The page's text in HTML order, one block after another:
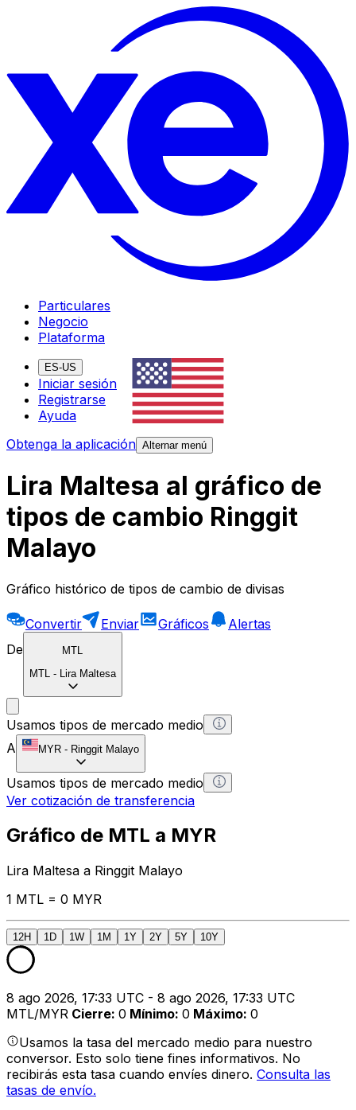
Particulares
Negocio
Plataforma
ES-US
Iniciar sesión
Registrarse
Ayuda
Obtenga la aplicación Alternar menú
Lira Maltesa al gráfico de
tipos de cambio Ringgit
Malayo
Gráfico histórico de tipos de cambio de divisas
Convertir Enviar Gráficos
Alertas
De
MTL
MTL - Lira Maltesa
Usamos tipos de mercado medio
A
MYR - Ringgit Malayo
Usamos tipos de mercado medio
Ver cotización de transferencia
Gráfico de MTL a MYR
Lira Maltesa a Ringgit Malayo
1 MTL = 0 MYR
12H 1D 1W 1M 1Y 2Y 5Y 10Y
8 ago 2026, 17:33 UTC - 8 ago 2026, 17:33 UTC
MTL/MYR Cierre: 0 Mínimo: 0 Máximo: 0
Usamos la tasa del mercado medio para nuestro
conversor. Esto solo tiene fines informativos. No
recibirás esta tasa cuando envíes dinero. Consulta las
tasas de envío.